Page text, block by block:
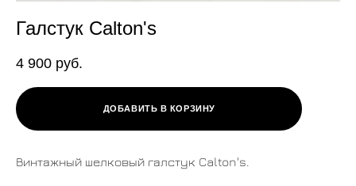
Галстук Calton's
4 900 pуб.
ДОБАВИТЬ В КОРЗИНУ
Винтажный шелковый галстук Calton's.